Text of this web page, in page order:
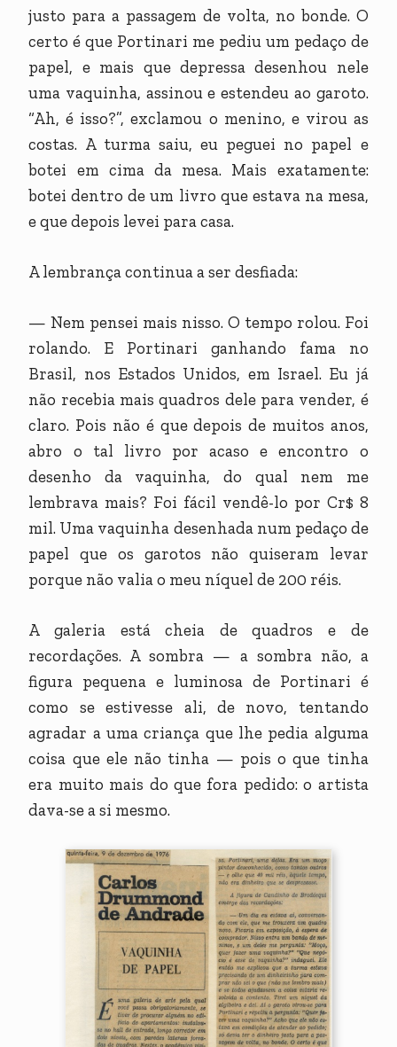
justo para a passagem de volta, no bonde. O
certo é que Portinari me pediu um pedaço de
papel, e mais que depressa desenhou nele
uma vaquinha, assinou e estendeu ao garoto.
“Ah, é isso?”, exclamou o menino, e virou as
costas. A turma saiu, eu peguei no papel e
botei em cima da mesa. Mais exatamente:
botei dentro de um livro que estava na mesa,
e que depois levei para casa.
A lembrança continua a ser desfiada:
— Nem pensei mais nisso. O tempo rolou. Foi
rolando. E Portinari ganhando fama no
Brasil, nos Estados Unidos, em Israel. Eu já
não recebia mais quadros dele para vender, é
claro. Pois não é que depois de muitos anos,
abro o tal livro por acaso e encontro o
desenho da vaquinha, do qual nem me
lembrava mais? Foi fácil vendê-lo por Cr$ 8
mil. Uma vaquinha desenhada num pedaço de
papel que os garotos não quiseram levar
porque não valia o meu níquel de 200 réis.
A galeria está cheia de quadros e de
recordações. A sombra — a sombra não, a
figura pequena e luminosa de Portinari é
como se estivesse ali, de novo, tentando
agradar a uma criança que lhe pedia alguma
coisa que ele não tinha — pois o que tinha
era muito mais do que fora pedido: o artista
dava-se a si mesmo.